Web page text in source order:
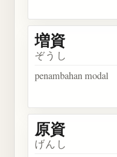
増資
ぞうし
penambahan modal
原資
げんし